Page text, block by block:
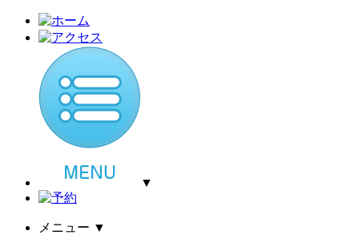
▼
メニュー ▼